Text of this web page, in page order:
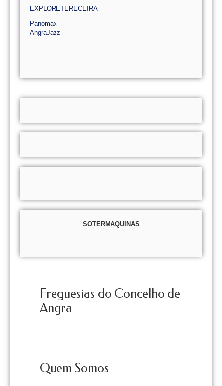
EXPLORETERECEIRA
Panomax
AngraJazz
SOTERMAQUINAS
Freguesias do Concelho de
Angra
Quem Somos